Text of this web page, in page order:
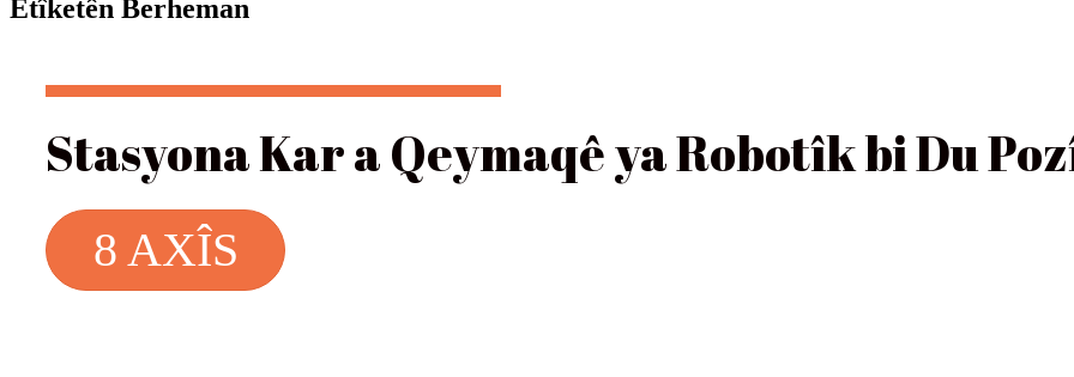
Etîketên Berheman
Stasyona Kar a Qeymaqê ya Robotîk bi Du
8 AXÎS